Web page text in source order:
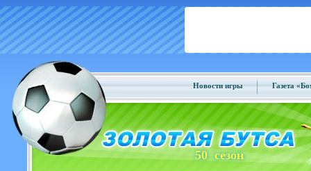
Новости игры Газета
50 сезон